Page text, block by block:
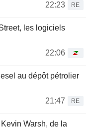
22:23
RE
les logiciels
22:06
au dépôt pétrolier
21:47
RE
Warsh, de la